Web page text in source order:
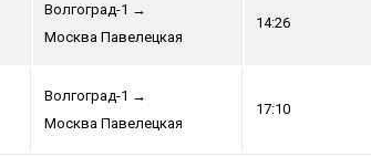
Волгоград-1 →
Москва Павелецкая
14:26
Волгоград-1 →
Москва Павелецкая
17:10